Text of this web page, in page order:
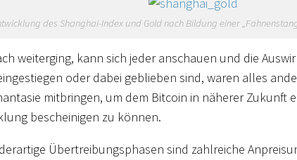
des Shanghai-Index und Gold nach Bildung einer
weiterging, kann sich jeder anschauen und die
oder dabei geblieben sind, waren alles
mitbringen, um dem Bitcoin in näherer Zukunft
bescheinigen zu können.
Übertreibungsphasen sind zahlreiche